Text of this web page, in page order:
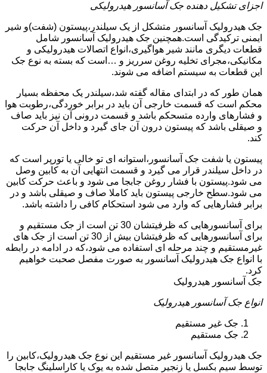
اجزای تشکیل دهنده جک آسانسور هیدرولیکی
جک هیدرولیک آسانسور متشکل از یک سیلندر،پیستون (شفت)و شیر
ایمنی ترکیدگی است.همچنین جک هیدرولیک آسانسور شامل
قطعات دیگری مانند شیر هواگیری،انواع اتصالات هیدرولیکی و
مکانیکی،مجرای تخلیه روغن سرریز و …است که بسته به نوع جک
این قطعات به سیستم اضافه می شوند.
همان طور که در ابتدای مقاله گفته شد،سیلندر یک محفظه بسیار
محکم است که قسمت خارجی آن باید در برابر خوردگی،رطوبت هوا
و فشارهای وارده متسحکم باشد و قسمت درونی آن نیز باید صاف
و صیقلی باشد که پیستون درون آن جای گیرد و داخل آن حرکت
کند.
پیستون یا شفت جک آسانسور،استوانه ای تو خالی یا تورپر است که
در داخل سیلندر قرار می گیرد و قسمت انتهایی آن به کابین وصل
می شود.پیستون با فشار روغن جابجا می شود و باعث حرکت کابین
می شود.سطح خارجی پیستون باید کاملا صاف و صیقلی باشد و در
برابر فشارهایی که وارد می شود استحکام کافی را داشته باشد.
برای آسانسورهایی که ظرفیتشان 30 تن است از جک مستقیم و
برای آسانسورهایی که ظرفیتشان بیش از 30 تن است از جک های
غیرمستقیم و چند مرحله ای استفاده می شود،که در ادامه در رابطه
با انواع جک هیدرولیک آسانسور به صورت مفصل صحبت خواهیم
کرد.
جک آسانسور هیدرولیک
انواع جک آسانسور هیدرولیک
جک غیر مستقیم
جک مستقیم
جک هیدرولیک آسانسور غیر مستقیم این نوع جک هیدرولیک،کابین را
توسط سیم بکسل یا زنجیر متصل شده به یوک یا کاراسلینگ جابجا